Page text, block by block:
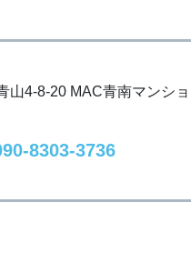
山4-8-20 MAC青南マンシ
8303-3736